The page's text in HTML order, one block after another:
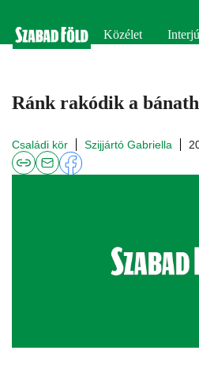
Közélet Interjú
Ránk rakódik a
Családi kör Szijjártó Gabriella